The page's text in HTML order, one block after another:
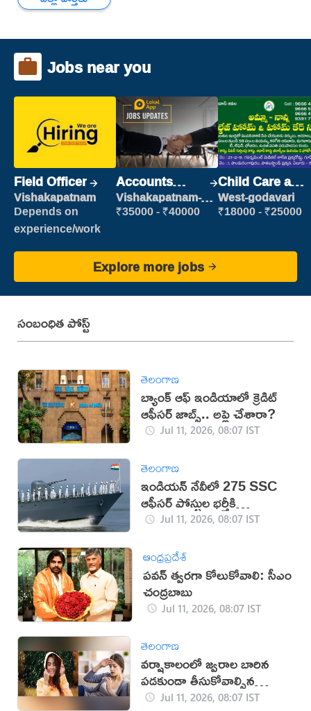
Jobs near you
Field Officer
Vishakapatnam
Depends on
experience/work
Accounts
Clerk
Vishakapatnam-
new
₹35000 - ₹40000
Child Care and
Patient care
West-godavari
₹18000 - ₹25000
Explore more jobs
సంబంధిత పోస్ట్
తెలంగాణ
బ్యాంక్ ఆఫ్ ఇండియాలో క్రెడిట్
ఆఫీసర్ జాబ్స్‌.. అప్లై చేశారా?
Jul 11, 2026, 08:07 IST
తెలంగాణ
ఇండియన్ నేవీలో 275 SSC
ఆఫీసర్ పోస్టుల భర్తీకి
నోటిఫికేషన్
Jul 11, 2026, 08:07 IST
ఆంధ్రప్రదేశ్
పవన్‌ త్వరగా కోలుకోవాలి: సీఎం
చంద్రబాబు
Jul 11, 2026, 08:07 IST
తెలంగాణ
వర్షాకాలంలో జ్వరాల బారిన
పడకుండా తీసుకోవాల్సిన
జాగ్రత్తలు ఇవే
Jul 11, 2026, 08:07 IST